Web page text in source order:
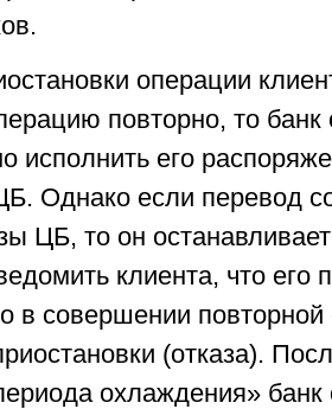
операции
повторно, то банк
исполнить его
Однако если перевод
ЦБ, то он
клиента, что его
в совершении повторной
(отказа).
охлаждения» банк